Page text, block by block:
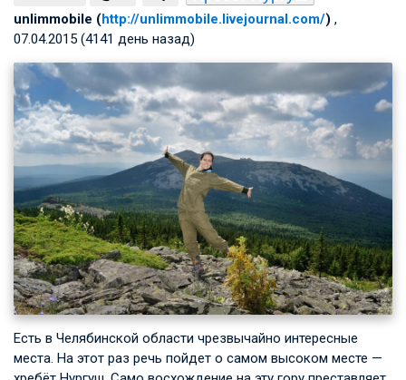
unlimmobile (http://unlimmobile.livejournal.com/) ,
07.04.2015 (4141 день назад)
Есть в Челябинской области чрезвычайно интересные
места. На этот раз речь пойдет о самом высоком месте —